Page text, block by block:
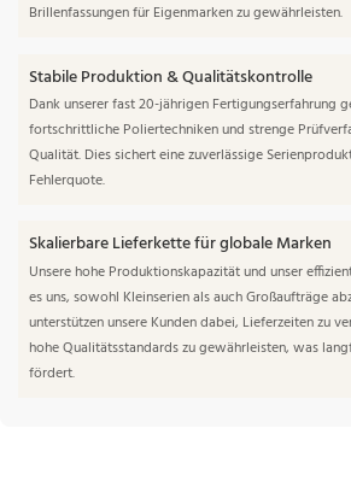
Brillenfassungen für Eigenmarken zu gewährleisten.
Stabile Produktion & Qualitätskontrolle
Dank unserer fast 20-jährigen Fertigungserfahrung
fortschrittliche Poliertechniken und strenge
Qualität. Dies sichert eine zuverlässige
Fehlerquote.
Skalierbare Lieferkette für globale Marken
Unsere hohe Produktionskapazität und unser
es uns, sowohl Kleinserien als auch Großaufträge
unterstützen unsere Kunden dabei, Lieferzeiten zu
hohe Qualitätsstandards zu gewährleisten, was
fördert.